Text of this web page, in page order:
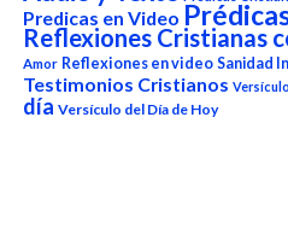
Predicas en Video
Reflexiones Cristianas
Amor Reflexiones en video Sanidad
Testimonios Cristianos
día Versículo del Día de Hoy